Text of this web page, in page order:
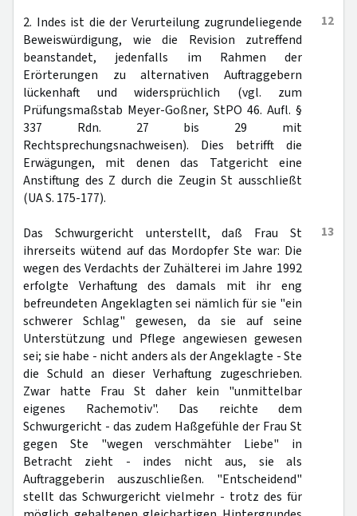
12
2. Indes ist die der Verurteilung zugrundeliegende
Beweiswürdigung, wie die Revision zutreffend
beanstandet, jedenfalls im Rahmen der
Erörterungen zu alternativen Auftraggebern
lückenhaft und widersprüchlich (vgl. zum
Prüfungsmaßstab Meyer-Goßner, StPO 46. Aufl. §
337 Rdn. 27 bis 29 mit
Rechtsprechungsnachweisen). Dies betrifft die
Erwägungen, mit denen das Tatgericht eine
Anstiftung des Z durch die Zeugin St ausschließt
(UA S. 175-177).
13
Das Schwurgericht unterstellt, daß Frau St
ihrerseits wütend auf das Mordopfer Ste war: Die
wegen des Verdachts der Zuhälterei im Jahre 1992
erfolgte Verhaftung des damals mit ihr eng
befreundeten Angeklagten sei nämlich für sie "ein
schwerer Schlag" gewesen, da sie auf seine
Unterstützung und Pflege angewiesen gewesen
sei; sie habe - nicht anders als der Angeklagte - Ste
die Schuld an dieser Verhaftung zugeschrieben.
Zwar hatte Frau St daher kein "unmittelbar
eigenes Rachemotiv". Das reichte dem
Schwurgericht - das zudem Haßgefühle der Frau St
gegen Ste "wegen verschmähter Liebe" in
Betracht zieht - indes nicht aus, sie als
Auftraggeberin auszuschließen. "Entscheidend"
stellt das Schwurgericht vielmehr - trotz des für